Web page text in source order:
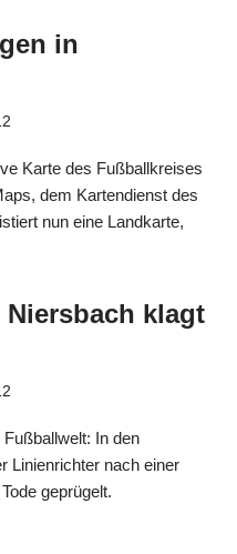
in
Karte des Fußballkreises
dem Kartendienst des
nun eine Landkarte,
klagt
In den
Linienrichter nach einer
geprügelt.